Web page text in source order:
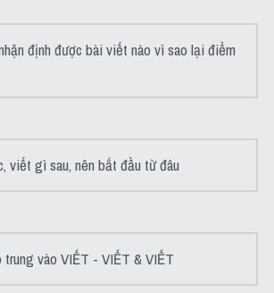
định được bài viết nào vì sao lại điểm
viết gì sau, nên bắt đầu từ đâu
trung vào VIẾT - VIẾT & VIẾT